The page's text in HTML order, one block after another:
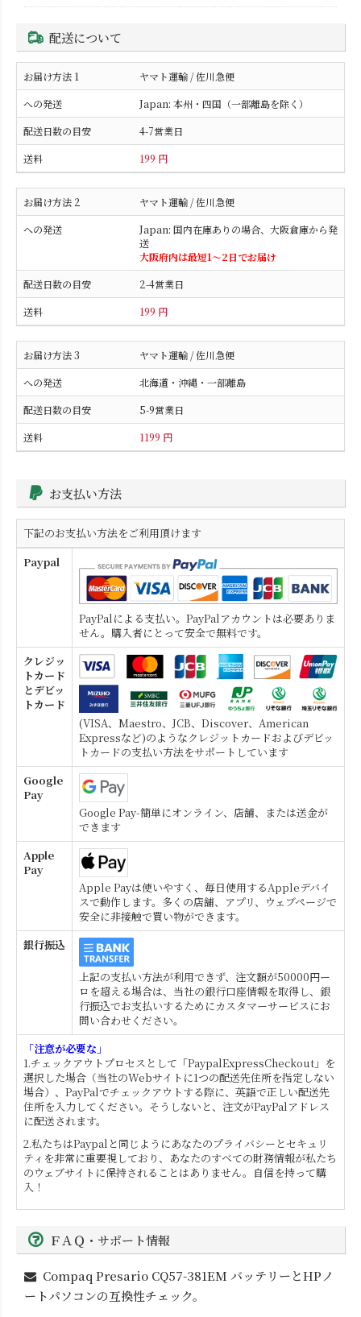
配送について
ヤマト運輸 / 佐川急便
Japan: 本州・四国（一部離島を除く）
4-7営業日
199 円
ヤマト運輸 / 佐川急便
Japan: 国内在庫ありの場合、大阪倉庫から発
送
大阪府内は最短1〜2日でお届け
2-4営業日
199 円
ヤマト運輸 / 佐川急便
北海道・沖縄・一部離島
5-9営業日
1199 円
お支払い方法
下記のお支払い方法をご利用頂けます
Paypal
PayPalによる支払い。PayPalアカウントは必要ありま
せん。購入者にとって安全で無料です。
クレジッ
トカード
とデビッ
トカード
(VISA、Maestro、JCB、Discover、American
Expressなど)のようなクレジットカードおよびデビッ
トカードの支払い方法をサポートしています
Google
Pay
Google Pay-簡単にオンライン、店舗、または送金が
できます
Apple
Pay
Apple Payは使いやすく、毎日使用するAppleデバイ
スで動作します。多くの店舗、アプリ、ウェブページで
安全に非接触で買い物ができます。
銀行振込
上記の支払い方法が利用できず、注文額が50000円ー
ロを超える場合は、当社の銀行口座情報を取得し、銀
行振込でお支払いするためにカスタマーサービスにお
問い合わせください。
「注意が必要な」
1.チェックアウトプロセスとして「PaypalExpressCheckout」を
選択した場合（当社のWebサイトに1つの配送先住所を指定しない
場合）、PayPalでチェックアウトする際に、英語で正しい配送先
住所を入力してください。そうしないと、注文がPayPalアドレス
に配送されます。
2.私たちはPaypalと同じようにあなたのプライバシーとセキュリ
ティを非常に重要視しており、あなたのすべての財務情報が私たち
のウェブサイトに保持されることはありません。自信を持って購
入！
ＦＡＱ・サポート情報
Compaq Presario CQ57-381EM バッテリーとHPノ
ートパソコンの互換性チェック。